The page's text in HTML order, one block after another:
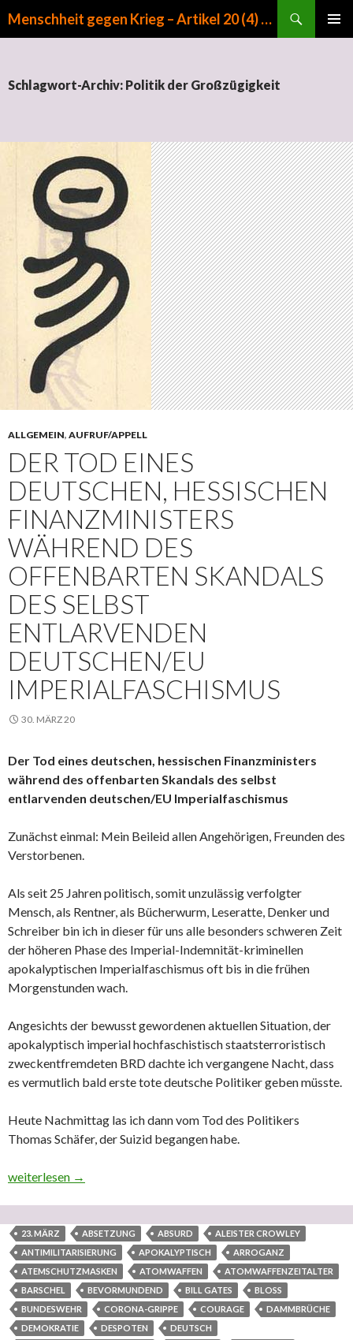
Menschheit gegen Krieg – Artikel 20 (4) GG
Schlagwort-Archiv: Politik der Großzügigkeit
ALLGEMEIN, AUFRUF/APPELL
DER TOD EINES
DEUTSCHEN, HESSISCHEN
FINANZMINISTERS
WÄHREND DES
OFFENBARTEN SKANDALS
DES SELBST
ENTLARVENDEN
DEUTSCHEN/EU
IMPERIALFASCHISMUS
30. MÄRZ 20
Der Tod eines deutschen, hessischen Finanzministers
während des offenbarten Skandals des selbst
entlarvenden deutschen/EU Imperialfaschismus
Zunächst einmal: Mein Beileid allen Angehörigen, Freunden des
Verstorbenen.
Als seit 25 Jahren politisch, somit unzulässig verfolgter
Mensch, als Rentner, als Bücherwurm, Leseratte, Denker und
Schreiber bin ich in dieser für uns alle besonders schweren Zeit
der höheren Phase des Imperial-Indemnität-kriminellen
apokalyptischen Imperialfaschismus oft bis in die frühen
Morgenstunden wach.
Angesichts der bewusst gewordenen aktuellen Situation, der
apokalyptisch imperial hochfaschistisch staatsterroristisch
zweckentfremdeten BRD dachte ich vergangene Nacht, dass
es vermutlich bald erste tote deutsche Politiker geben müsste.
Heute Nachmittag las ich dann vom Tod des Politikers
Thomas Schäfer, der Suizid begangen habe.
Der Tod eines deutschen, hessischen Finanzministers während
weiterlesen →
23. MÄRZ ABSETZUNG ABSURD
ALEISTER CROWLEY
ANTIMILITARISIERUNG
APOKALYPTISCH
ARROGANZ
ATEMSCHUTZMASKEN
ATOMWAFFEN
ATOMWAFFENZEITALTER
BARSCHEL
BEVORMUNDEND BILL GATES
BLOSS
BUNDESWEHR
CORONA-GRIPPE COURAGE
DAMMBRÜCHE
DEMOKRATIE
DESPOTEN
DEUTSCH